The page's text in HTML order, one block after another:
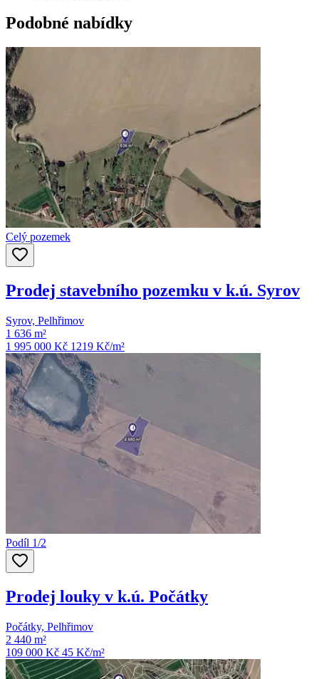
Podobné nabídky
Celý pozemek
Prodej stavebního pozemku v k.ú. Syrov
Syrov, Pelhřimov
1 636 m²
1 995 000 Kč 1219 Kč/m²
Podíl 1/2
Prodej louky v k.ú. Počátky
Počátky, Pelhřimov
2 440 m²
109 000 Kč 45 Kč/m²